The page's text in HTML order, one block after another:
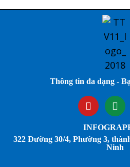
Thông tin đa dạng -
322 Đường 30/4, Phường 3,
Ninh